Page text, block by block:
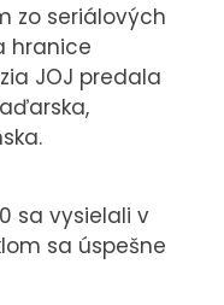
zo seriálových
hranice
JOJ predala
sa vysielali v
sa úspešne